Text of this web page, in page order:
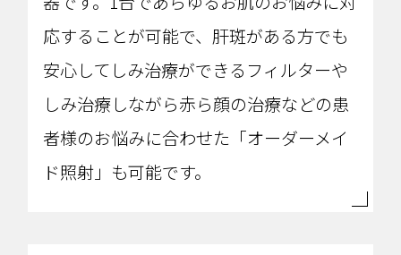
応することが可能で、肝斑がある方でも
安心してしみ治療ができるフィルターや
しみ治療しながら赤ら顔の治療などの患
者様のお悩みに合わせた「オーダーメイ
ド照射」も可能です。